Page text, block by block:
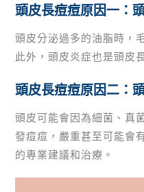
頭皮長痘痘原因一：
頭皮分泌過多的油脂時，
此外，頭皮炎症也是頭皮
頭皮長痘痘原因二：
頭皮可能會因為細菌、真
發痘痘，嚴重甚至可能會
的專業建議和治療。